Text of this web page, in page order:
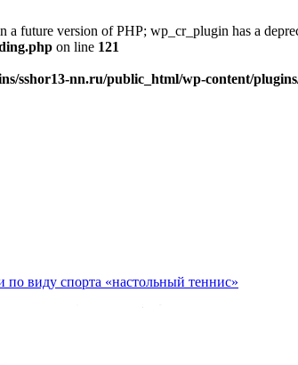
a future version of PHP; wp_cr_plugin has a
on line 121
sshor13-nn.ru/public_html/wp-content/
по виду спорта «настольный теннис»